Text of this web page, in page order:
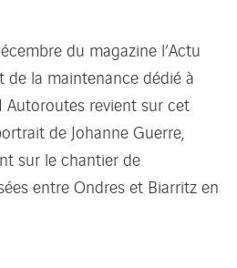
du magazine l’Actu
la maintenance dédié à
Autoroutes revient sur cet
de Johanne Guerre,
sur le chantier de
entre Ondres et Biarritz en